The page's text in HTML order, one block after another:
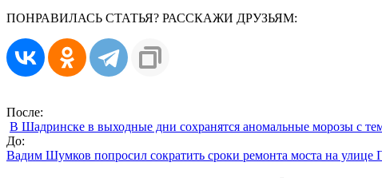
ПОНРАВИЛАСЬ СТАТЬЯ? РАССКАЖИ ДРУЗЬЯМ:
После:
В Шадринске в выходные дни сохранятся аномальные морозы с
До:
Вадим Шумков попросил сократить сроки ремонта моста на улице